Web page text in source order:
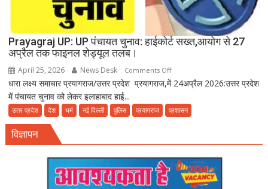
Prayagraj UP: UP पंचायत चुनाव: हाईकोर्ट सख्त,आयोग से 27
अप्रैल तक फाइनल शेड्यूल तलब।
April 25, 2026 News Desk Comments Offon
Prayagraj
UP
सख्त,आयोग
धारा लक्ष्य समाचार प्रयागराज/उत्तर प्रदेश प्रयागराज,में 24अप्रैल 2026:उत्तर प्रदेश
में पंचायत चुनाव को लेकर इलाहाबाद हाई...
उत्तर प्रदेश देश धर्म नई दिल्ली पुलिस प्रयागराज प्रशासन
विज्ञापन